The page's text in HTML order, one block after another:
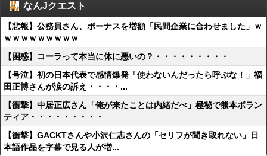
なんJクエスト
【悲報】公務員さん、ボーナスを増額「民間企業に合わせました」ｗ
ｗｗｗｗｗｗｗｗｗ
【困惑】コーラって本当に体に悪いの？・・・・・・・・・
【号泣】初の日本代表で感情爆発「使わないんだったら呼ぶな！」福
田正博さんが涙の訴え・・・・...
【衝撃】中居正広さん「俺が来たことは内緒だべ」極秘で熊本ボラン
ティア・・・・・・・・・
【衝撃】GACKTさんや小沢仁志さんの「セリフが聞き取れない」日
本語作品を字幕で見る人が増...